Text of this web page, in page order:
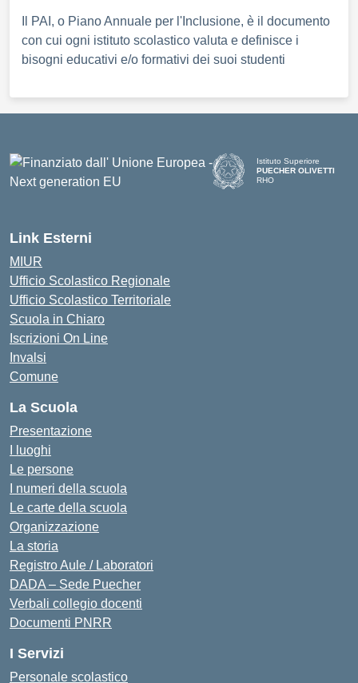
Il PAI, o Piano Annuale per l'Inclusione, è il documento
con cui ogni istituto scolastico valuta e definisce i
bisogni educativi e/o formativi dei suoi studenti
Istituto Superiore
PUECHER OLIVETTI
RHO
Link Esterni
MIUR
Ufficio Scolastico Regionale
Ufficio Scolastico Territoriale
Scuola in Chiaro
Iscrizioni On Line
Invalsi
Comune
La Scuola
Presentazione
I luoghi
Le persone
I numeri della scuola
Le carte della scuola
Organizzazione
La storia
Registro Aule / Laboratori
DADA – Sede Puecher
Verbali collegio docenti
Documenti PNRR
I Servizi
Personale scolastico